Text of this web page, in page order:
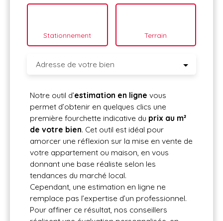
Stationnement Terrain
Adresse de votre bien
Notre outil d’estimation en ligne vous
permet d’obtenir en quelques clics une
première fourchette indicative du prix au m²
de votre bien. Cet outil est idéal pour
amorcer une réflexion sur la mise en vente de
votre appartement ou maison, en vous
donnant une base réaliste selon les
tendances du marché local.
Cependant, une estimation en ligne ne
remplace pas l’expertise d’un professionnel.
Pour affiner ce résultat, nos conseillers